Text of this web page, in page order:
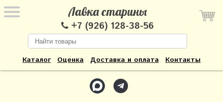
Лавка старины
+7 (926) 128-38-56
Каталог Оценка Доставка и оплата Контакты